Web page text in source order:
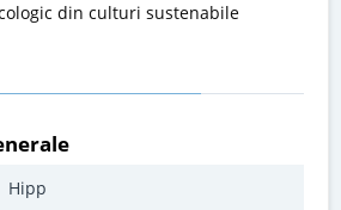
din culturi sustenabile
Hipp